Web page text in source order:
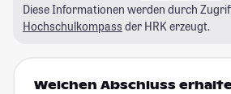
Diese Informationen werden durch
Hochschulkompass der HRK erzeugt.
Welchen Abschluss